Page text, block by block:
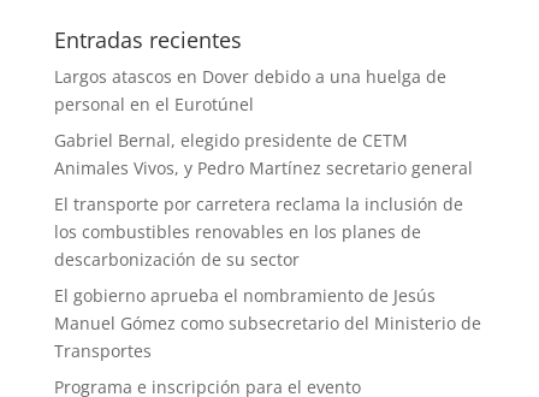
Entradas recientes
Largos atascos en Dover debido a una huelga de
personal en el Eurotúnel
Gabriel Bernal, elegido presidente de CETM
Animales Vivos, y Pedro Martínez secretario general
El transporte por carretera reclama la inclusión de
los combustibles renovables en los planes de
descarbonización de su sector
El gobierno aprueba el nombramiento de Jesús
Manuel Gómez como subsecretario del Ministerio de
Transportes
Programa e inscripción para el evento